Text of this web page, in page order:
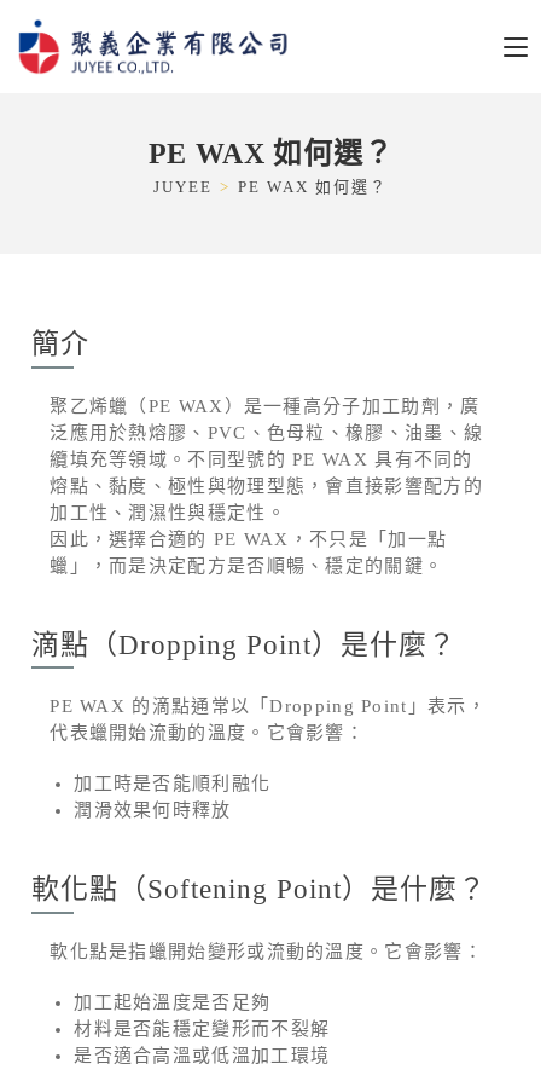
PE WAX 如何選？
JUYEE > PE WAX 如何選？
簡介
聚乙烯蠟（PE WAX）是一種高分子加工助劑，廣
泛應用於熱熔膠、PVC、色母粒、橡膠、油墨、線
纜填充等領域。不同型號的 PE WAX 具有不同的
熔點、黏度、極性與物理型態，會直接影響配方的
加工性、潤濕性與穩定性。
因此，選擇合適的 PE WAX，不只是「加一點
蠟」，而是決定配方是否順暢、穩定的關鍵。
滴點（Dropping Point）是什麼？
PE WAX 的滴點通常以「Dropping Point」表示，
代表蠟開始流動的溫度。它會影響：
加工時是否能順利融化
潤滑效果何時釋放
軟化點（Softening Point）是什麼？
軟化點是指蠟開始變形或流動的溫度。它會影響：
加工起始溫度是否足夠
材料是否能穩定變形而不裂解
是否適合高溫或低溫加工環境